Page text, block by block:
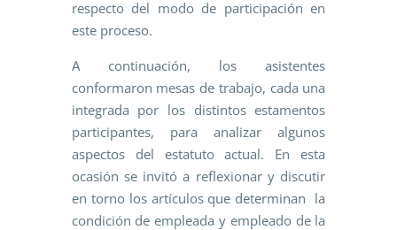
respecto del modo de participación en
este proceso.
A continuación, los asistentes
conformaron mesas de trabajo, cada una
integrada por los distintos estamentos
participantes, para analizar algunos
aspectos del estatuto actual. En esta
ocasión se invitó a reflexionar y discutir
en torno los artículos que determinan la
condición de empleada y empleado de la